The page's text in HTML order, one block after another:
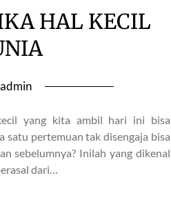
HAL KECIL
yang kita ambil hari ini bisa
satu pertemuan tak disengaja bisa
sebelumnya? Inilah yang dikenal
dari…